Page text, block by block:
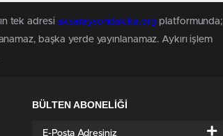
tek adresiaksaraysondakika.org platformunda;
başka yerde yayınlanamaz. Aykırı işlem
BÜLTEN ABONELİĞİ
+